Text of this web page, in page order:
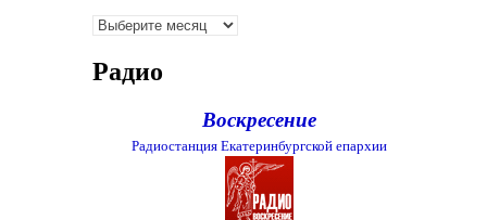
Архивы
Радио
Воскресение
Радиостанция Екатеринбургской епархии